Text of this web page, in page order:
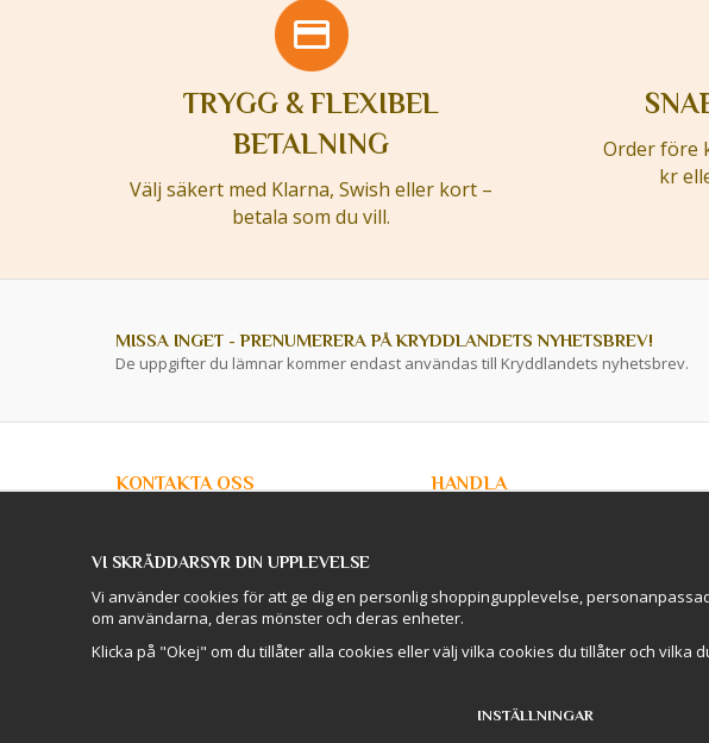
TRYGG & FLEXIBEL
BETALNING
Välj säkert med Klarna, Swish eller kort –
betala som du vill.
Order före
kr
MISSA INGET - PRENUMERERA PÅ KRYDDLANDETS NYHETSBREV!
De uppgifter du lämnar kommer endast användas till Kryddlandets nyhetsbrev.
KONTAKTA OSS
Följ oss på Instagram!
HANDLA
Lagershop / Orderavhämtning i
Skellefteå
Logga in
VI SKRÄDDARSYR DIN UPPLEVELSE
Vi använder cookies för att ge dig en personlig shoppingupplevelse,
om användarna, deras mönster och deras enheter.
Klicka på "Okej" om du tillåter alla cookies eller välj vilka cookies du tillåter och vilka
INSTÄLLNINGAR